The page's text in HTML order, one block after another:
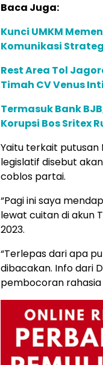
Baca Juga:
Kunci UMKM
Komunikasi
Rest Area Tol
Timah CV Venus
Termasuk Bank
Korupsi Bos Sritex
Yaitu terkait putusan
legislatif disebut
coblos partai.
“Pagi ini saya
lewat cuitan di akun
2023.
“Terlepas dari apa
dibacakan. Info dari
pembocoran rahasia